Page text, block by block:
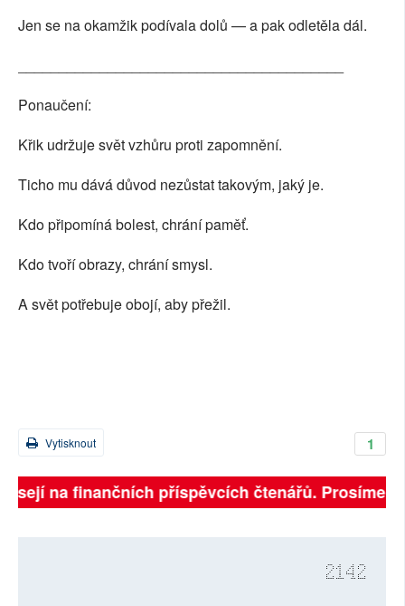
Jen se na okamžik podívala dolů — a pak odletěla dál.
Ponaučení:
Křik udržuje svět vzhůru proti zapomnění.
Ticho mu dává důvod nezůstat takovým, jaký je.
Kdo připomíná bolest, chrání paměť.
Kdo tvoří obrazy, chrání smysl.
A svět potřebuje obojí, aby přežil.
1
Vytisknout
na finančních příspěvcích čtenářů. Prosíme,
2142